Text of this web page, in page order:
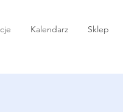
Kalendarz Sklep